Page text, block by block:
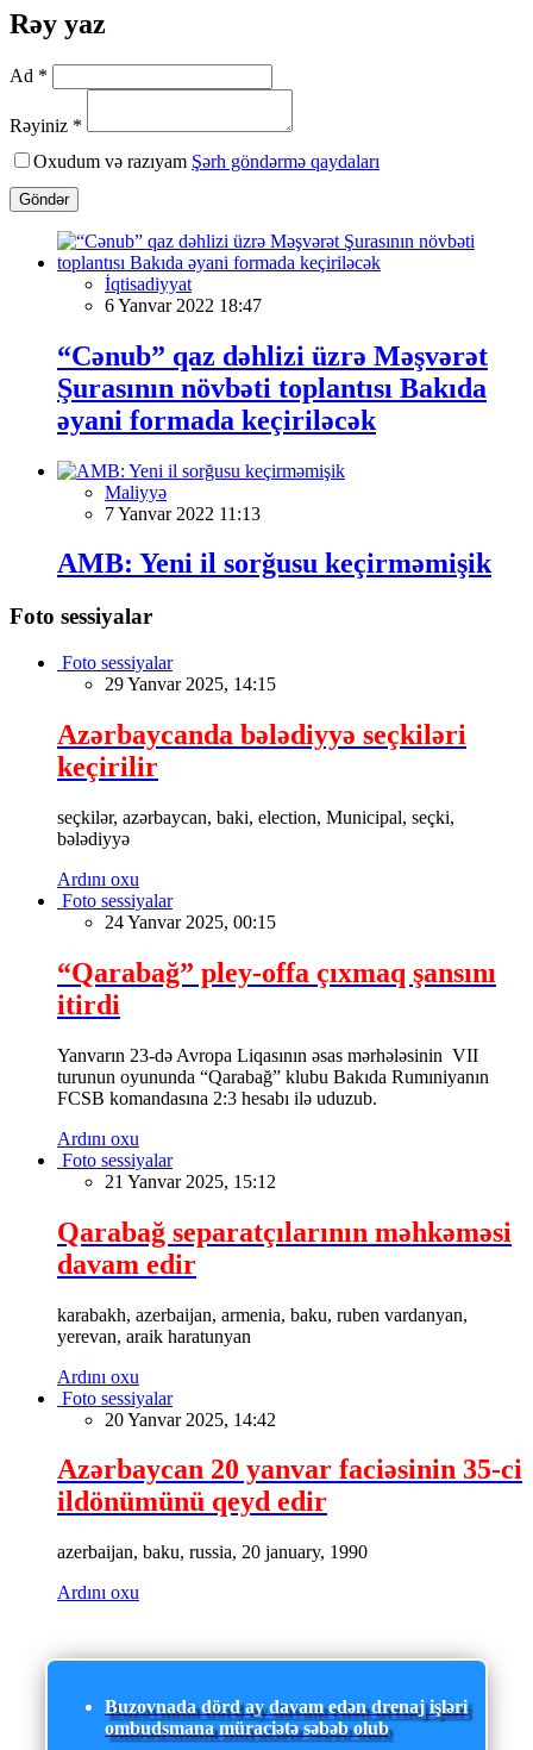
Rəy yaz
Ad *
Rəyiniz *
Oxudum və razıyam Şərh göndərmə qaydaları
Göndər
İqtisadiyyat
6 Yanvar 2022 18:47
“Cənub” qaz dəhlizi üzrə Məşvərət
Şurasının növbəti toplantısı Bakıda
əyani formada keçiriləcək
Maliyyə
7 Yanvar 2022 11:13
AMB: Yeni il sorğusu keçirməmişik
Foto sessiyalar
Foto sessiyalar
29 Yanvar 2025, 14:15
Azərbaycanda bələdiyyə seçkiləri
keçirilir
seçkilər, azərbaycan, baki, election, Municipal, seçki,
bələdiyyə
Ardını oxu
Foto sessiyalar
24 Yanvar 2025, 00:15
“Qarabağ” pley-offa çıxmaq şansını
itirdi
Yanvarın 23-də Avropa Liqasının əsas mərhələsinin VII
turunun oyununda “Qarabağ” klubu Bakıda Rumıniyanın
FCSB komandasına 2:3 hesabı ilə uduzub.
Ardını oxu
Foto sessiyalar
21 Yanvar 2025, 15:12
Qarabağ separatçılarının məhkəməsi
davam edir
karabakh, azerbaijan, armenia, baku, ruben vardanyan,
yerevan, araik haratunyan
Ardını oxu
Foto sessiyalar
20 Yanvar 2025, 14:42
Azərbaycan 20 yanvar faciəsinin 35-ci
ildönümünü qeyd edir
azerbaijan, baku, russia, 20 january, 1990
Ardını oxu
Buzovnada dörd ay davam edən drenaj işləri
ombudsmana müraciətə səbəb olub